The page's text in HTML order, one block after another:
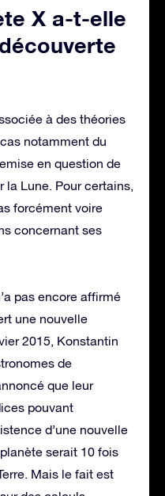
X a-t-elle
à des théories
notamment du
en question de
la Lune. Pour certains,
forcément voire
concernant ses
pas encore affirmé
une nouvelle
2015, Konstantin
de
que leur
pouvant
d’une nouvelle
serait 10 fois
Mais le fait est